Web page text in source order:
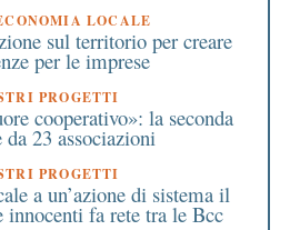
LOCALE
sul territorio per creare
per le imprese
PROGETTI
cooperativo»: la seconda
23 associazioni
PROGETTI
a un’azione di sistema il
fa rete tra le Bcc